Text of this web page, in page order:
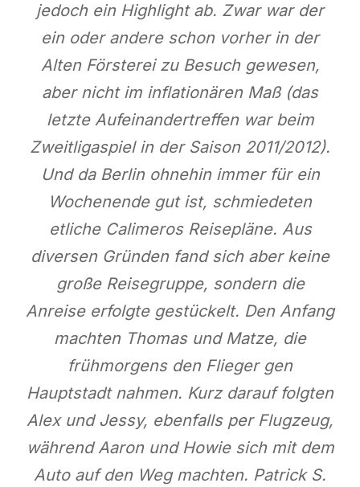
jedoch ein Highlight ab. Zwar war der
ein oder andere schon vorher in der
Alten Försterei zu Besuch gewesen,
aber nicht im inflationären Maß (das
letzte Aufeinandertreffen war beim
Zweitligaspiel in der Saison 2011/2012).
Und da Berlin ohnehin immer für ein
Wochenende gut ist, schmiedeten
etliche Calimeros Reisepläne. Aus
diversen Gründen fand sich aber keine
große Reisegruppe, sondern die
Anreise erfolgte gestückelt. Den Anfang
machten Thomas und Matze, die
frühmorgens den Flieger gen
Hauptstadt nahmen. Kurz darauf folgten
Alex und Jessy, ebenfalls per Flugzeug,
während Aaron und Howie sich mit dem
Auto auf den Weg machten. Patrick S.